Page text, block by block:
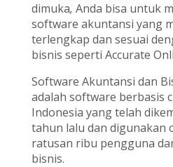
dimuka, Anda bisa untuk
software akuntansi yang
terlengkap dan sesuai
bisnis seperti Accurate
Software Akuntansi dan
adalah software berbasis
Indonesia yang telah
tahun lalu dan digunakan
ratusan ribu pengguna
bisnis.